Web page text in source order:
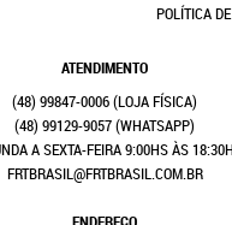
POLÍTICA
ATENDIMENTO
(48) 99847-0006
(48) 99129-9057(WHATSAPP)
A SEXTA-FEIRA 9:00HS ÀS
FRTBRASIL@FRTBRASIL.COM.BR